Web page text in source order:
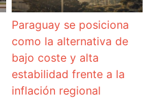
Paraguay se posiciona
como la alternativa de
bajo coste y alta
estabilidad frente a la
inflación regional